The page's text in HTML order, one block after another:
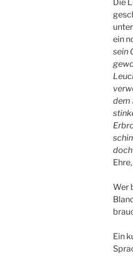
Die
ein
sein
dem
Wer
Ein